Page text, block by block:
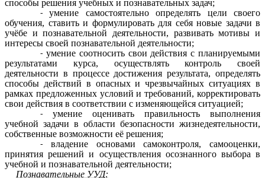
способы решения учебных и познавательных задач;
умение самостоятельно определять цели своего
обучения, ставить и формулировать для себя новые задачи в
учёбе и познавательной деятельности, развивать мотивы и
интересы своей познавательной деятельности;
умение соотносить свои действия с планируемыми
результатами курса, осуществлять контроль своей
деятельности в процессе достижения результата, определять
способы действий в опасных и чрезвычайных ситуациях в
рамках предложенных условий и требований, корректировать
свои действия в соответствии с изменяющейся ситуацией;
умение оценивать правильность выполнения
учебной задачи в области безопасности жизнедеятельности,
собственные возможности её решения;
владение основами самоконтроля, самооценки,
принятия решений и осуществления осознанного выбора в
учебной и познавательной деятельности;
Познавательные УУД: